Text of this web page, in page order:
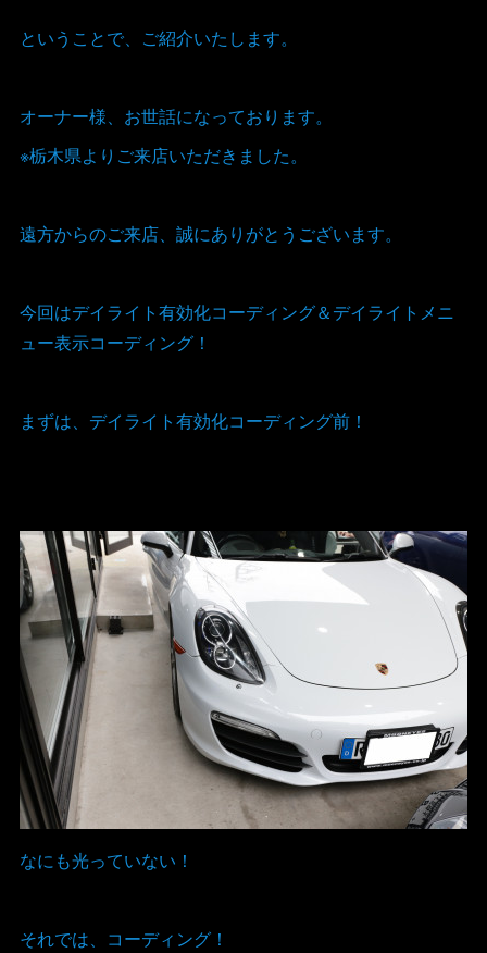
ということで、ご紹介いたします。
オーナー様、お世話になっております。
※栃木県よりご来店いただきました。
遠方からのご来店、誠にありがとうございます。
今回はデイライト有効化コーディング＆デイライトメニ
ュー表示コーディング！
まずは、デイライト有効化コーディング前！
なにも光っていない！
それでは、コーディング！